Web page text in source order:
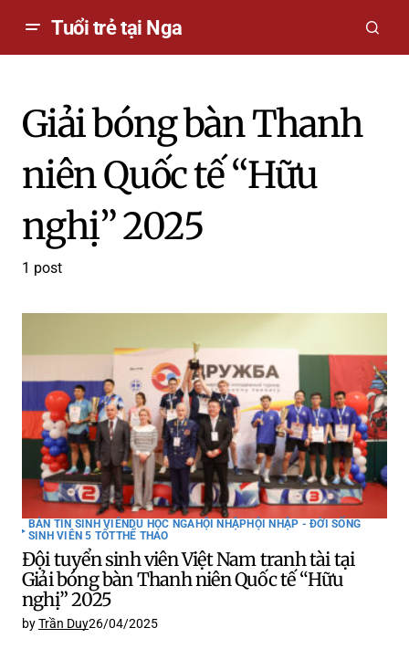
Tuổi trẻ tại Nga
Giải bóng bàn Thanh
niên Quốc tế “Hữu
nghị” 2025
1 post
BẢN TIN SINH VIÊN DU HỌC NGA HỘI NHẬPHỘI NHẬP - ĐỜI SỐNG
SINH VIÊN 5 TỐTTHỂ THAO
Đội tuyển sinh viên Việt Nam tranh tài tại
Giải bóng bàn Thanh niên Quốc tế “Hữu
nghị” 2025
byTrần Duy26/04/2025